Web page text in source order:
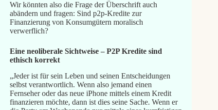
Wir könnten also die Frage der Überschrift auch
abändern und fragen: Sind p2p-Kredite zur
Finanzierung von Konsumgütern moralisch
verwerflich?
Eine neoliberale Sichtweise – P2P Kredite sind
ethisch korrekt
„Jeder ist für sein Leben und seinen Entscheidungen
selbst verantwortlich. Wenn also jemand einen
Fernseher oder das neue iPhone mittels einem Kredit
finanzieren möchte, dann ist dies seine Sache. Wenn er